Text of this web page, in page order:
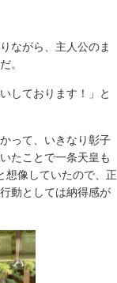
ながら、主人公のま
。
しております！」と
って、いきなり彰子
たことで一条天皇も
想像していたので、正
動としては納得感が